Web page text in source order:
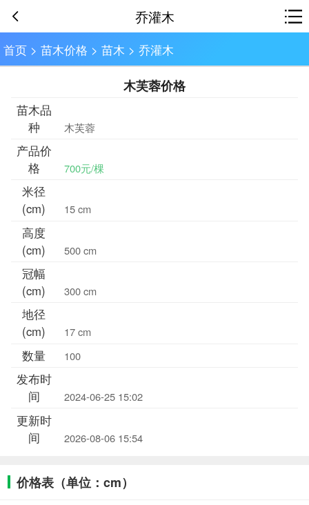
乔灌木
首页 >苗木价格 >苗木 >乔灌木
木芙蓉价格
苗木品
种
木芙蓉
产品价
格
700元/棵
米径
(cm)
15 cm
高度
(cm)
500 cm
冠幅
(cm)
300 cm
地径
(cm)
17 cm
数量 100
发布时
间
2024-06-25 15:02
更新时
间
2026-08-06 15:54
价格表（单位：cm）